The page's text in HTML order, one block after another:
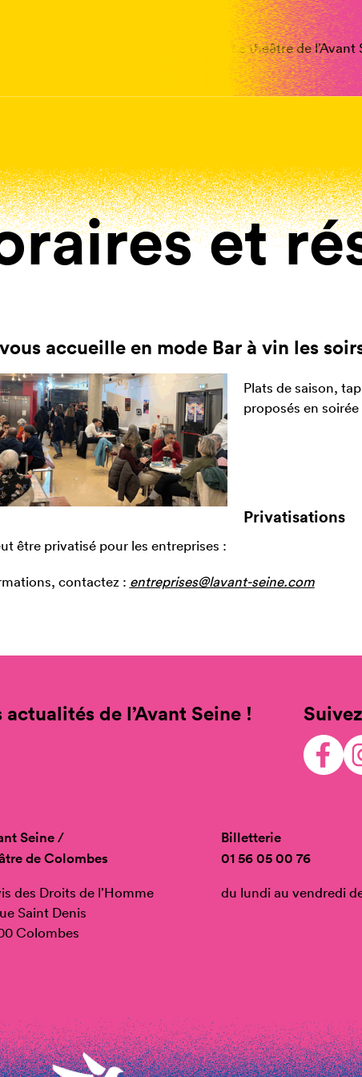
Le théâtre de l’Avant
et
accueille en mode Bar à vin les
Plats de saison,
proposés en
Privatisations
être privatisé pour les entreprises :
contactez : entreprises@lavant-seine.com
de l’Avant Seine !
Seine /
de Colombes
des Droits de l’Homme
Saint Denis
Colombes
Billetterie
01 56 05 00 76
du lundi au vendredi